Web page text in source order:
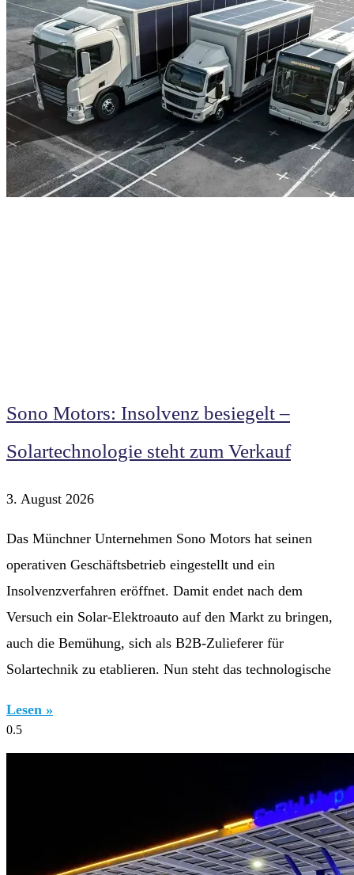
Sono Motors: Insolvenz besiegelt –
Solartechnologie steht zum Verkauf
3. August 2026
Das Münchner Unternehmen Sono Motors hat seinen
operativen Geschäftsbetrieb eingestellt und ein
Insolvenzverfahren eröffnet. Damit endet nach dem
Versuch ein Solar-Elektroauto auf den Markt zu bringen,
auch die Bemühung, sich als B2B-Zulieferer für
Solartechnik zu etablieren. Nun steht das technologische
Lesen »